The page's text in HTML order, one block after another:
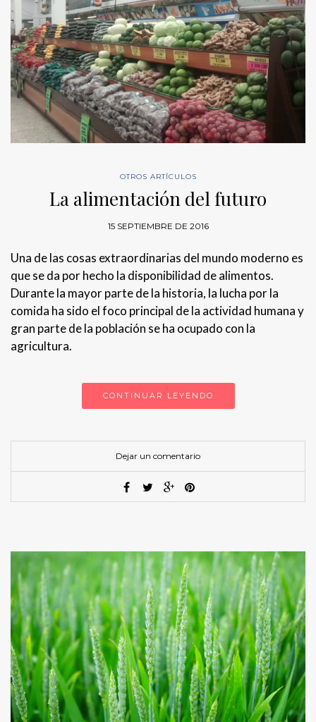
OTROS ARTÍCULOS
La alimentación del futuro
15 SEPTIEMBRE DE 2016
Una de las cosas extraordinarias del mundo moderno es
que se da por hecho la disponibilidad de alimentos.
Durante la mayor parte de la historia, la lucha por la
comida ha sido el foco principal de la actividad humana y
gran parte de la población se ha ocupado con la
agricultura.
CONTINUAR LEYENDO
Dejar un comentario